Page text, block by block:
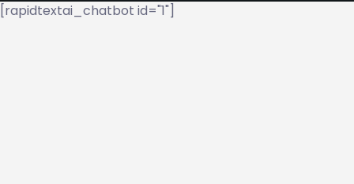
[rapidtextai_chatbot id="1"]